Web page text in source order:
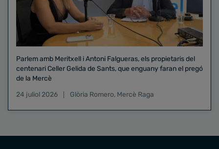
Parlem amb Meritxell i Antoni Falgueras, els propietaris del
centenari Celler Gelida de Sants, que enguany faran el pregó
de la Mercè
24 juliol 2026
Glòria Romero, Mercè Raga